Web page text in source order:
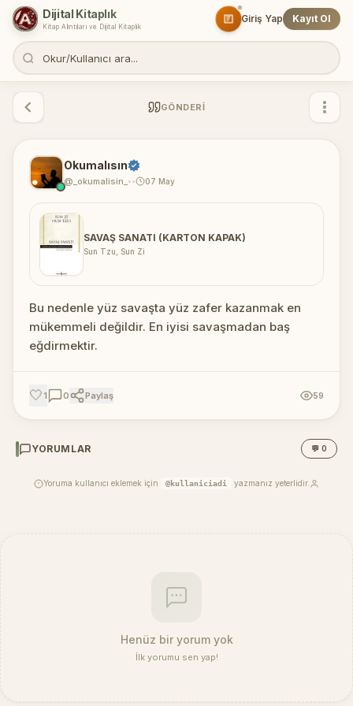
Dijital Kitaplık
Kitap Alıntıları ve Dijital Kitaplık
Giriş Yap Kayıt Ol
GÖNDERI
Okumalısın
@_okumalisin_ • • 07 May
SAVAŞ SANATI (KARTON KAPAK)
Sun Tzu, Sun Zi
Bu nedenle yüz savaşta yüz zafer kazanmak en
mükemmeli değildir. En iyisi savaşmadan baş
eğdirmektir.
🤍1 0 Paylaş 59
YORUMLAR 💬 0
Yoruma kullanıcı eklemek için @kullaniciadi yazmanız yeterlidir.
Henüz bir yorum yok
İlk yorumu sen yap!